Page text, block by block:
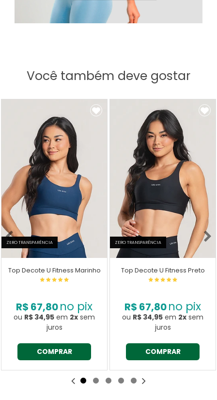
Você também deve gostar
ZERO TRANSPARÊNCIA
Top Decote U Fitness Marinho
R$ 67,80no pix
ou R$ 34,95 em 2x sem
juros
COMPRAR
ZERO TRANSPARÊNCIA
Top Decote U Fitness Preto
R$ 67,80no pix
ou R$ 34,95 em 2x sem
juros
COMPRAR